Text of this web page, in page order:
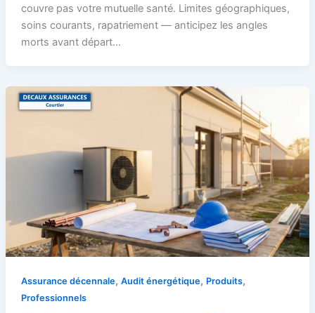
couvre pas votre mutuelle santé. Limites géographiques,
soins courants, rapatriement — anticipez les angles
morts avant départ…
Assurance décennale, Audit énergétique, Produits,
Professionnels